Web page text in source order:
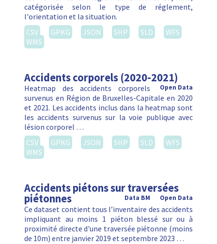
catégorisée selon le type de réglement,
l'orientation et la situation.
CSV
GPKG JSON SHP SLD
WFS
WMS
Accidents corporels (2020-2021)
Open Data
Heatmap des accidents corporels
survenus en Région de Bruxelles-Capitale en 2020
et 2021. Les accidents inclus dans la heatmap sont
les accidents survenus sur la voie publique avec
lésion corporel …
CSV
GPKG JSON SHP SLD
WFS
WMS
Accidents piétons sur traversées
piétonnes Open Data
Data BM
Ce dataset contient tous l’inventaire des accidents
impliquant au moins 1 piéton blessé sur ou à
proximité directe d'une traversée piétonne (moins
de 10m) entre janvier 2019 et septembre 2023 …